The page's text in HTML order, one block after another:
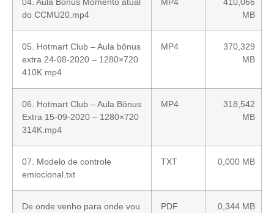
do CCMU20.mp4
MB
05. Hotmart Club – Aula bônus
extra 24-08-2020 – 1280×720
410K.mp4
MP4
370,329
MB
06. Hotmart Club – Aula Bônus
Extra 15-09-2020 – 1280×720
314K.mp4
MP4
318,542
MB
07. Modelo de controle
emiocional.txt
TXT 0,000 MB
De onde venho para onde vou
PDF 0,344 MB